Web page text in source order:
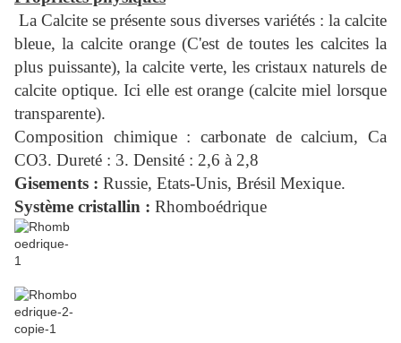
La Calcite se présente sous diverses variétés : la calcite
bleue, la calcite orange (C'est de toutes les calcites la
plus puissante), la calcite verte, les cristaux naturels de
calcite optique. Ici elle est orange (calcite miel lorsque
transparente).
Composition chimique : carbonate de calcium, Ca
CO3. Dureté : 3. Densité : 2,6 à 2,8
Gisements : Russie, Etats-Unis, Brésil Mexique.
Système cristallin : Rhomboédrique